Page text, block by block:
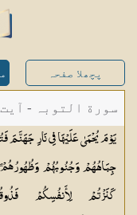
پچھلا صفحہ
سورة التوبہ - آیت 35
يَوْمَ يُحْمَىٰ عَلَيْهَا فِي نَارِ جَهَنَّمَ
جِبَاهُهُمْ وَجُنُوبُهُمْ وَظُهُورُهُمْ
كَنَزْتُمْ لِأَنفُسِكُمْ